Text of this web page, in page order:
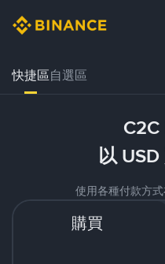
快捷區自選區
C2C
以
使用各種付款方
購買